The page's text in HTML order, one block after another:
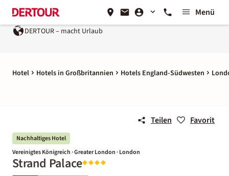
Menü
DERTOUR – macht Urlaub
Hotel Hotels in Großbritannien Hotels England-Südwesten
Teilen Favorit
Nachhaltiges Hotel
Vereinigtes Königreich · Greater London · London
Strand Palace